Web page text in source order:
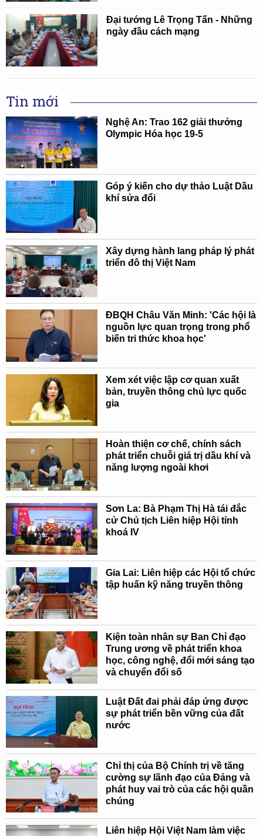
Đại tướng Lê Trọng Tấn - Những
ngày đầu cách mạng
Tin mới
Nghệ An: Trao 162 giải thưởng
Olympic Hóa học 19-5
Góp ý kiến cho dự thảo Luật Dầu
khí sửa đổi
Xây dựng hành lang pháp lý phát
triển đô thị Việt Nam
ĐBQH Châu Văn Minh: 'Các hội là
nguồn lực quan trọng trong phổ
biến tri thức khoa học'
Xem xét việc lập cơ quan xuất
bản, truyền thông chủ lực quốc
gia
Hoàn thiện cơ chế, chính sách
phát triển chuỗi giá trị dầu khí và
năng lượng ngoài khơi
Sơn La: Bà Phạm Thị Hà tái đắc
cử Chủ tịch Liên hiệp Hội tỉnh
khoá IV
Gia Lai: Liên hiệp các Hội tổ chức
tập huấn kỹ năng truyền thông
Kiện toàn nhân sự Ban Chỉ đạo
Trung ương về phát triển khoa
học, công nghệ, đổi mới sáng tạo
và chuyển đổi số
Luật Đất đai phải đáp ứng được
sự phát triển bền vững của đất
nước
Chỉ thị của Bộ Chính trị về tăng
cường sự lãnh đạo của Đảng và
phát huy vai trò của các hội quần
chúng
Liên hiệp Hội Việt Nam làm việc